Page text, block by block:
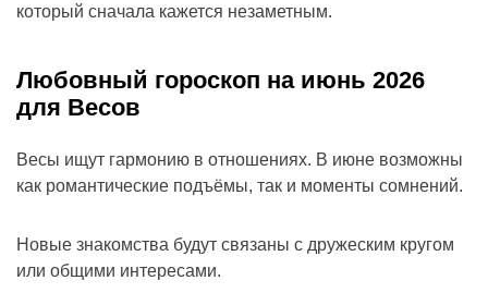
который сначала кажется незаметным.
Любовный гороскоп на июнь 2026
для Весов
Весы ищут гармонию в отношениях. В июне возможны
как романтические подъёмы, так и моменты сомнений.
Новые знакомства будут связаны с дружеским кругом
или общими интересами.